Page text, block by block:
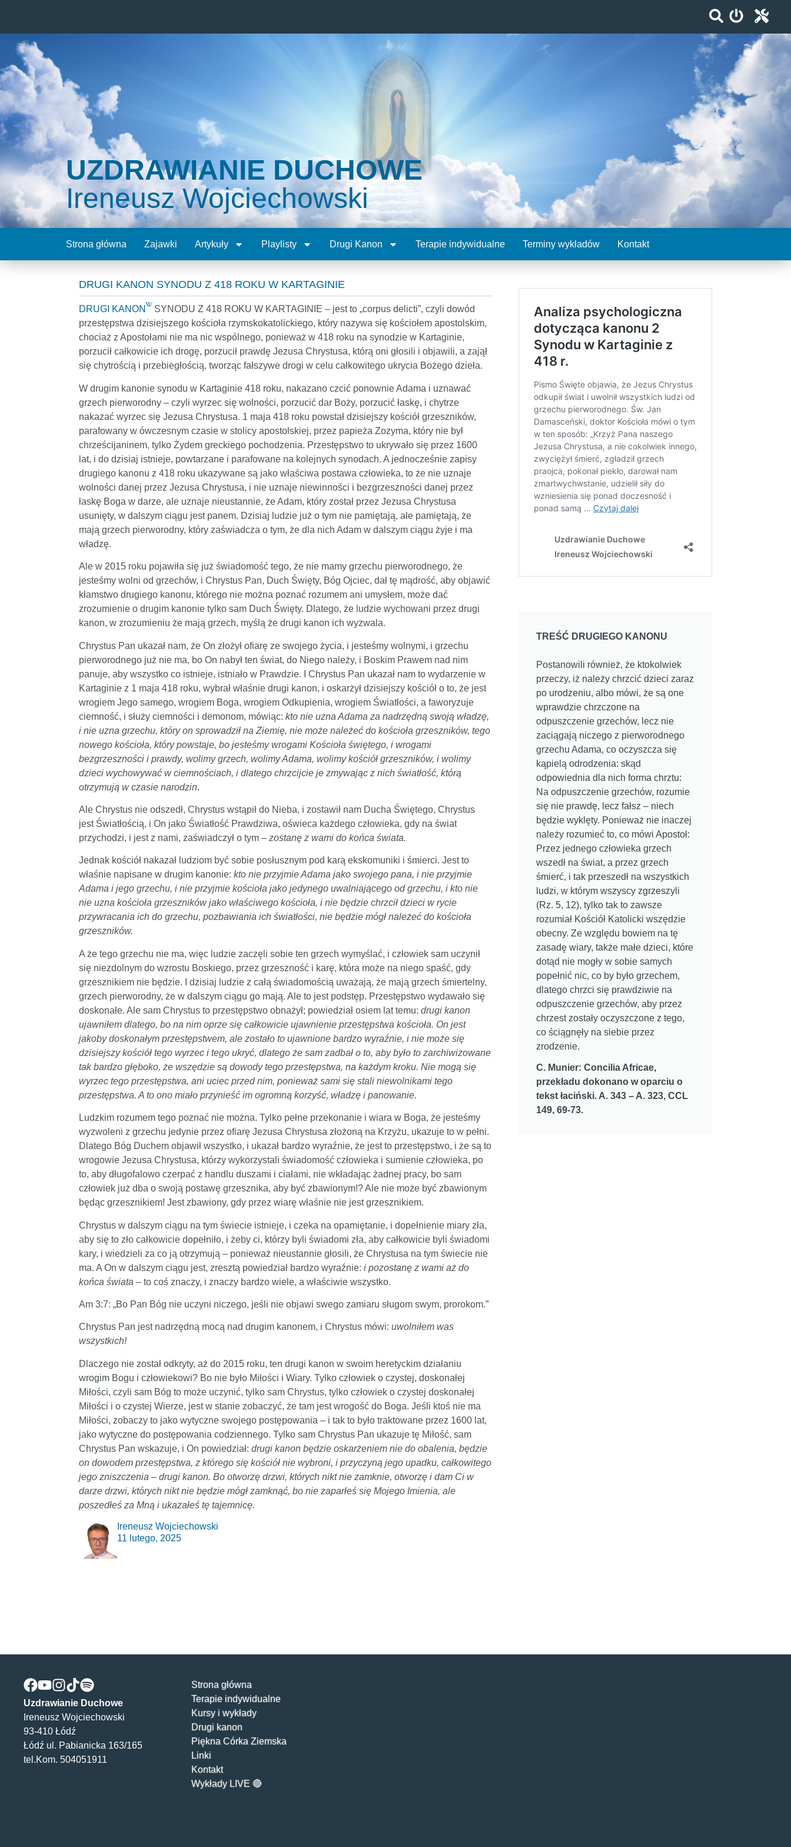
UZDRAWIANIE DUCHOWE
Ireneusz Wojciechowski
Strona główna Zajawki Artykuły Playlisty Drugi Kanon Terapie indywidualne Terminy wykładów Kontakt
DRUGI KANON SYNODU Z 418 ROKU W KARTAGINIE
DRUGI KANON
SYNODU Z 418 ROKU W KARTAGINIE – jest to „corpus delicti”, czyli dowód
przestępstwa dzisiejszego kościoła rzymskokatolickiego, który nazywa się kościołem apostolskim,
chociaż z Apostołami nie ma nic wspólnego, ponieważ w 418 roku na synodzie w Kartaginie,
porzucił całkowicie ich drogę, porzucił prawdę Jezusa Chrystusa, którą oni głosili i objawili, a zajął
się chytrością i przebiegłością, tworząc fałszywe drogi w celu całkowitego ukrycia Bożego dzieła.
W drugim kanonie synodu w Kartaginie 418 roku, nakazano czcić ponownie Adama i uznawać
grzech pierworodny – czyli wyrzec się wolności, porzucić dar Boży, porzucić łaskę, i chytrze
nakazać wyrzec się Jezusa Chrystusa. 1 maja 418 roku powstał dzisiejszy kościół grzeszników,
parafowany w ówczesnym czasie w stolicy apostolskiej, przez papieża Zozyma, który nie był
chrześcijaninem, tylko Żydem greckiego pochodzenia. Przestępstwo to ukrywało się przez 1600
lat, i do dzisiaj istnieje, powtarzane i parafowane na kolejnych synodach. A jednocześnie zapisy
drugiego kanonu z 418 roku ukazywane są jako właściwa postawa człowieka, to że nie uznaje
wolności danej przez Jezusa Chrystusa, i nie uznaje niewinności i bezgrzeszności danej przez
łaskę Boga w darze, ale uznaje nieustannie, że Adam, który został przez Jezusa Chrystusa
usunięty, w dalszym ciągu jest panem. Dzisiaj ludzie już o tym nie pamiętają, ale pamiętają, że
mają grzech pierworodny, który zaświadcza o tym, że dla nich Adam w dalszym ciągu żyje i ma
władzę.
Ale w 2015 roku pojawiła się już świadomość tego, że nie mamy grzechu pierworodnego, że
jesteśmy wolni od grzechów, i Chrystus Pan, Duch Święty, Bóg Ojciec, dał tę mądrość, aby objawić
kłamstwo drugiego kanonu, którego nie można poznać rozumem ani umysłem, może dać
zrozumienie o drugim kanonie tylko sam Duch Święty. Dlatego, że ludzie wychowani przez drugi
kanon, w zrozumieniu że mają grzech, myślą że drugi kanon ich wyzwala.
Chrystus Pan ukazał nam, że On złożył ofiarę ze swojego życia, i jesteśmy wolnymi, i grzechu
pierworodnego już nie ma, bo On nabył ten świat, do Niego należy, i Boskim Prawem nad nim
panuje, aby wszystko co istnieje, istniało w Prawdzie. I Chrystus Pan ukazał nam to wydarzenie w
Kartaginie z 1 maja 418 roku, wybrał właśnie drugi kanon, i oskarżył dzisiejszy kościół o to, że jest
wrogiem Jego samego, wrogiem Boga, wrogiem Odkupienia, wrogiem Światłości, a faworyzuje
ciemność, i służy ciemności i demonom, mówiąc:kto nie uzna Adama za nadrzędną swoją władzę,
i nie uzna grzechu, który on sprowadził na Ziemię, nie może należeć do kościoła grzeszników, tego
nowego kościoła, który powstaje, bo jesteśmy wrogami Kościoła świętego, i wrogami
bezgrzeszności i prawdy, wolimy grzech, wolimy Adama, wolimy kościół grzeszników, i wolimy
dzieci wychowywać w ciemnościach, i dlatego chrzcijcie je zmywając z nich światłość, którą
otrzymują w czasie narodzin.
Ale Chrystus nie odszedł, Chrystus wstąpił do Nieba, i zostawił nam Ducha Świętego, Chrystus
jest Światłością, i On jako Światłość Prawdziwa, oświeca każdego człowieka, gdy na świat
przychodzi, i jest z nami, zaświadczył o tym –zostanę z wami do końca świata.
Jednak kościół nakazał ludziom być sobie posłusznym pod karą ekskomuniki i śmierci. Jest to
właśnie napisane w drugim kanonie:kto nie przyjmie Adama jako swojego pana, i nie przyjmie
Adama i jego grzechu, i nie przyjmie kościoła jako jedynego uwalniającego od grzechu, i kto nie
nie uzna kościoła grzeszników jako właściwego kościoła, i nie będzie chrzcił dzieci w rycie
przywracania ich do grzechu, pozbawiania ich światłości, nie będzie mógł należeć do kościoła
grzeszników.
A że tego grzechu nie ma, więc ludzie zaczęli sobie ten grzech wymyślać, i człowiek sam uczynił
się niezdolnym do wzrostu Boskiego, przez grzeszność i karę, która może na niego spaść, gdy
grzesznikiem nie będzie. I dzisiaj ludzie z całą świadomością uważają, że mają grzech śmiertelny,
grzech pierworodny, że w dalszym ciągu go mają. Ale to jest podstęp. Przestępstwo wydawało się
doskonałe. Ale sam Chrystus to przestępstwo obnażył; powiedział osiem lat temu:drugi kanon
ujawniłem dlatego, bo na nim oprze się całkowicie ujawnienie przestępstwa kościoła. On jest
jakoby doskonałym przestępstwem, ale zostało to ujawnione bardzo wyraźnie, i nie może się
dzisiejszy kościół tego wyrzec i tego ukryć, dlatego że sam zadbał o to, aby było to zarchiwizowane
tak bardzo głęboko, że wszędzie są dowody tego przestępstwa, na każdym kroku. Nie mogą się
wyrzec tego przestępstwa, ani uciec przed nim, ponieważ sami się stali niewolnikami tego
przestępstwa. A to ono miało przynieść im ogromną korzyść, władzę i panowanie.
Ludzkim rozumem tego poznać nie można. Tylko pełne przekonanie i wiara w Boga, że jesteśmy
wyzwoleni z grzechu jedynie przez ofiarę Jezusa Chrystusa złożoną na Krzyżu, ukazuje to w pełni.
Dlatego Bóg Duchem objawił wszystko, i ukazał bardzo wyraźnie, że jest to przestępstwo, i że są to
wrogowie Jezusa Chrystusa, którzy wykorzystali świadomość człowieka i sumienie człowieka, po
to, aby długofalowo czerpać z handlu duszami i ciałami, nie wkładając żadnej pracy, bo sam
człowiek już dba o swoją postawę grzesznika, aby być zbawionym!? Ale nie może być zbawionym
będąc grzesznikiem! Jest zbawiony, gdy przez wiarę właśnie nie jest grzesznikiem.
Chrystus w dalszym ciągu na tym świecie istnieje, i czeka na opamiętanie, i dopełnienie miary zła,
aby się to zło całkowicie dopełniło, i żeby ci, którzy byli świadomi zła, aby całkowicie byli świadomi
kary, i wiedzieli za co ją otrzymują – ponieważ nieustannie głosili, że Chrystusa na tym świecie nie
ma. A On w dalszym ciągu jest, zresztą powiedział bardzo wyraźnie:i pozostanę z wami aż do
końca świata – to coś znaczy, i znaczy bardzo wiele, a właściwie wszystko.
Am 3:7: „Bo Pan Bóg nie uczyni niczego, jeśli nie objawi swego zamiaru sługom swym, prorokom.”
Chrystus Pan jest nadrzędną mocą nad drugim kanonem, i Chrystus mówi:uwolniłem was
wszystkich!
Dlaczego nie został odkryty, aż do 2015 roku, ten drugi kanon w swoim heretyckim działaniu
wrogim Bogu i człowiekowi? Bo nie było Miłości i Wiary. Tylko człowiek o czystej, doskonałej
Miłości, czyli sam Bóg to może uczynić, tylko sam Chrystus, tylko człowiek o czystej doskonałej
Miłości i o czystej Wierze, jest w stanie zobaczyć, że tam jest wrogość do Boga. Jeśli ktoś nie ma
Miłości, zobaczy to jako wytyczne swojego postępowania – i tak to było traktowane przez 1600 lat,
jako wytyczne do postępowania codziennego. Tylko sam Chrystus Pan ukazuje tę Miłość, sam
Chrystus Pan wskazuje, i On powiedział:drugi kanon będzie oskarżeniem nie do obalenia, będzie
on dowodem przestępstwa, z którego się kościół nie wybroni, i przyczyną jego upadku, całkowitego
jego zniszczenia – drugi kanon. Bo otworzę drzwi, których nikt nie zamknie, otworzę i dam Ci w
darze drzwi, których nikt nie będzie mógł zamknąć, bo nie zaparłeś się Mojego Imienia, ale
poszedłeś za Mną i ukazałeś tę tajemnicę.
Ireneusz Wojciechowski
11 lutego, 2025
TREŚĆ DRUGIEGO KANONU
Postanowili również, że ktokolwiek
przeczy, iż należy chrzcić dzieci zaraz
po urodzeniu, albo mówi, że są one
wprawdzie chrzczone na
odpuszczenie grzechów, lecz nie
zaciągają niczego z pierworodnego
grzechu Adama, co oczyszcza się
kąpielą odrodzenia: skąd
odpowiednia dla nich forma chrztu:
Na odpuszczenie grzechów, rozumie
się nie prawdę, lecz fałsz – niech
będzie wyklęty. Ponieważ nie inaczej
należy rozumieć to, co mówi Apostoł:
Przez jednego człowieka grzech
wszedł na świat, a przez grzech
śmierć, i tak przeszedł na wszystkich
ludzi, w którym wszyscy zgrzeszyli
(Rz. 5, 12), tylko tak to zawsze
rozumiał Kościół Katolicki wszędzie
obecny. Ze względu bowiem na tę
zasadę wiary, także małe dzieci, które
dotąd nie mogły w sobie samych
popełnić nic, co by było grzechem,
dlatego chrzci się prawdziwie na
odpuszczenie grzechów, aby przez
chrzest zostały oczyszczone z tego,
co ściągnęły na siebie przez
zrodzenie.
C. Munier: Concilia Africae,
przekładu dokonano w oparciu o
tekst łaciński. A. 343 – A. 323, CCL
149, 69-73.
Uzdrawianie Duchowe
Ireneusz Wojciechowski
93-410 Łódź
Łódź ul. Pabianicka 163/165
tel.Kom. 504051911
Strona główna
Terapie indywidualne
Kursy i wykłady
Drugi kanon
Piękna Córka Ziemska
Linki
Kontakt
Wykłady LIVE 🔴